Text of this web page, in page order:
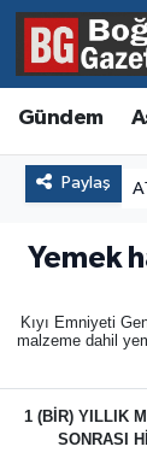
Gündem
Paylaş A-
Yemek
Kıyı Emniyeti
malzeme dahil
1 (BİR) YILLIK
SONRASI
Asayiş
Eğitim
Kültür
Hava
Trafik
Tüm
Son